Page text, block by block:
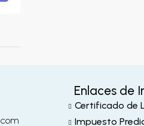
Enlaces de
Certificado de
Impuesto